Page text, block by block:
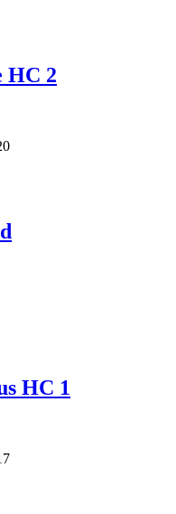
HC 2
HC 1